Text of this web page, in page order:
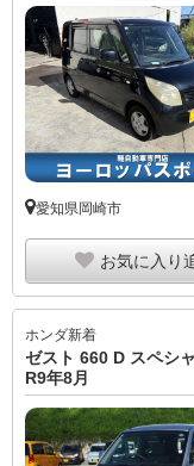
愛知県岡崎市
お気に入り
ホンダ新着
ゼスト 660 D スペシ
R9年8月